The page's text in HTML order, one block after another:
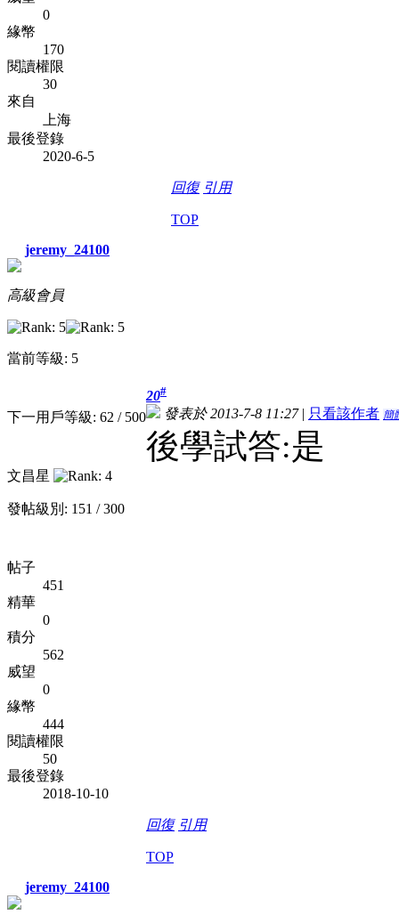
0
緣幣
170
閱讀權限
30
來自
上海
最後登錄
2020-6-5
回復 引用
TOP
jeremy_24100
高級會員
當前等級: 5
下一用戶等級: 62 / 500
文昌星
發帖級別: 151 / 300
帖子
451
精華
0
積分
562
威望
0
緣幣
444
閱讀權限
50
最後登錄
2018-10-10
20#
發表於 2013-7-8 11:27| 只看該作者 簡
後學試答:是
回復 引用
TOP
jeremy_24100